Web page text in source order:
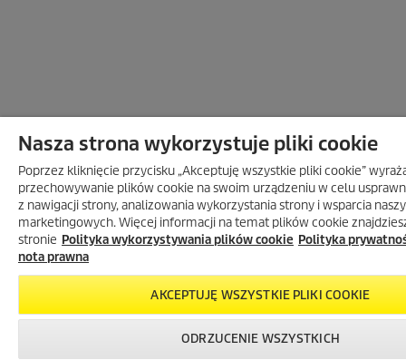
Nasza strona wykorzystuje pliki cookie
Poprzez kliknięcie przycisku „Akceptuję wszystkie pliki cookie”
przechowywanie plików cookie na swoim urządzeniu w celu
z nawigacji strony, analizowania wykorzystania strony i wsparcia
marketingowych. Więcej informacji na temat plików cookie
stronie Polityka wykorzystywania plików cookie Polityka
nota prawna
AKCEPTUJĘ WSZYSTKIE PLIKI COOKIE
ODRZUCENIE WSZYSTKICH